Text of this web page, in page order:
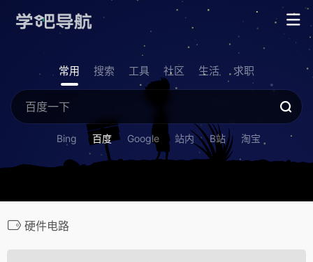
常用 搜索 工具 社区 生活 求职
Bing 百度 Google 站内 B站 淘宝
硬件电路